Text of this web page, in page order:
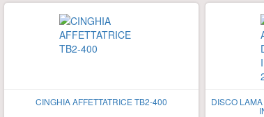
CINGHIA AFFETTATRICE TB2-400 DISCO